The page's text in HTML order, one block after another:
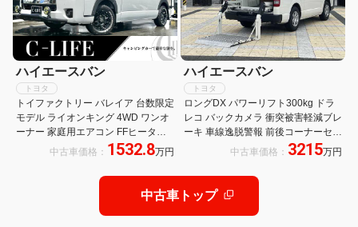
ハイエースバン
トヨタ
トイファクトリー バレイア 台数限定
モデル ライオンキング 4WD ワンオ
ーナー 家庭用エアコン FFヒーター
オーリンズ前後ショック トイ純正ス
中古車価格： 1532.8万円
ハイエースバン
トヨタ
ロングDX パワーリフト300kg ドラ
レコ バックカメラ 衝突被害軽減ブレ
ーキ 車線逸脱警報 前後コーナーセン
サー オートライト
中古車価格： 3215万円
中古車トップ